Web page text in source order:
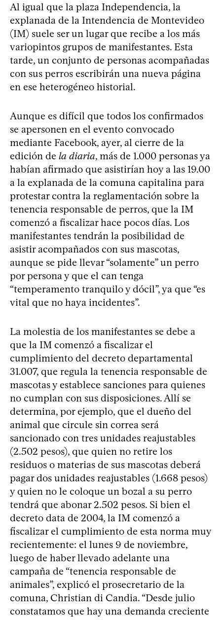
Al igual que la plaza Independencia, la
explanada de la Intendencia de Montevideo
(IM) suele ser un lugar que recibe a los más
variopintos grupos de manifestantes. Esta
tarde, un conjunto de personas acompañadas
con sus perros escribirán una nueva página
en ese heterogéneo historial.
Aunque es difícil que todos los confirmados
se apersonen en el evento convocado
mediante Facebook, ayer, al cierre de la
edición de la diaria, más de 1.000 personas ya
habían afirmado que asistirían hoy a las 19.00
a la explanada de la comuna capitalina para
protestar contra la reglamentación sobre la
tenencia responsable de perros, que la IM
comenzó a fiscalizar hace pocos días. Los
manifestantes tendrán la posibilidad de
asistir acompañados con sus mascotas,
aunque se pide llevar “solamente” un perro
por persona y que el can tenga
“temperamento tranquilo y dócil”, ya que “es
vital que no haya incidentes”.
La molestia de los manifestantes se debe a
que la IM comenzó a fiscalizar el
cumplimiento del decreto departamental
31.007, que regula la tenencia responsable de
mascotas y establece sanciones para quienes
no cumplan con sus disposiciones. Allí se
determina, por ejemplo, que el dueño del
animal que circule sin correa será
sancionado con tres unidades reajustables
(2.502 pesos), que quien no retire los
residuos o materias de sus mascotas deberá
pagar dos unidades reajustables (1.668 pesos)
y quien no le coloque un bozal a su perro
tendrá que abonar 2.502 pesos. Si bien el
decreto data de 2004, la IM comenzó a
fiscalizar el cumplimiento de esta norma muy
recientemente: el lunes 9 de noviembre,
luego de haber llevado adelante una
campaña de “tenencia responsable de
animales”, explicó el prosecretario de la
comuna, Christian di Candia. “Desde julio
constatamos que hay una demanda creciente